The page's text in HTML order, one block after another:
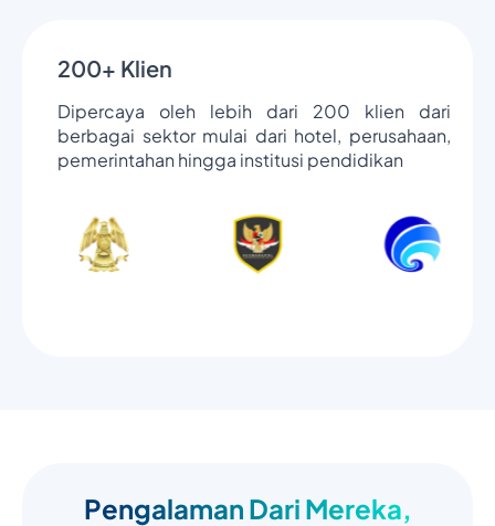
200+ Klien
Dipercaya oleh lebih dari 200 klien dari
berbagai sektor mulai dari hotel, perusahaan,
pemerintahan hingga institusi pendidikan
Pengalaman Dari Mereka,